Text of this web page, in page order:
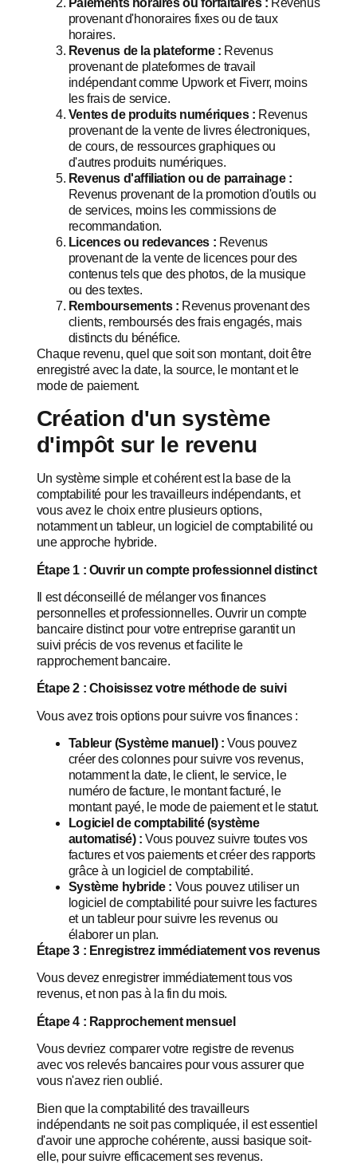
provenant d'honoraires fixes ou de taux
horaires.
Revenus de la plateforme : Revenus
provenant de plateformes de travail
indépendant comme Upwork et Fiverr, moins
les frais de service.
Ventes de produits numériques : Revenus
provenant de la vente de livres électroniques,
de cours, de ressources graphiques ou
d'autres produits numériques.
Revenus d'affiliation ou de parrainage :
Revenus provenant de la promotion d'outils ou
de services, moins les commissions de
recommandation.
Licences ou redevances : Revenus
provenant de la vente de licences pour des
contenus tels que des photos, de la musique
ou des textes.
Remboursements : Revenus provenant des
clients, remboursés des frais engagés, mais
distincts du bénéfice.
Chaque revenu, quel que soit son montant, doit être
enregistré avec la date, la source, le montant et le
mode de paiement.
Création d'un système
d'impôt sur le revenu
Un système simple et cohérent est la base de la
comptabilité pour les travailleurs indépendants, et
vous avez le choix entre plusieurs options,
notamment un tableur, un logiciel de comptabilité ou
une approche hybride.
Étape 1 : Ouvrir un compte professionnel distinct
Il est déconseillé de mélanger vos finances
personnelles et professionnelles. Ouvrir un compte
bancaire distinct pour votre entreprise garantit un
suivi précis de vos revenus et facilite le
rapprochement bancaire.
Étape 2 : Choisissez votre méthode de suivi
Vous avez trois options pour suivre vos finances :
Tableur (Système manuel) : Vous pouvez
créer des colonnes pour suivre vos revenus,
notamment la date, le client, le service, le
numéro de facture, le montant facturé, le
montant payé, le mode de paiement et le statut.
Logiciel de comptabilité (système
automatisé) : Vous pouvez suivre toutes vos
factures et vos paiements et créer des rapports
grâce à un logiciel de comptabilité.
Système hybride : Vous pouvez utiliser un
logiciel de comptabilité pour suivre les factures
et un tableur pour suivre les revenus ou
élaborer un plan.
Étape 3 : Enregistrez immédiatement vos revenus
Vous devez enregistrer immédiatement tous vos
revenus, et non pas à la fin du mois.
Étape 4 : Rapprochement mensuel
Vous devriez comparer votre registre de revenus
avec vos relevés bancaires pour vous assurer que
vous n'avez rien oublié.
Bien que la comptabilité des travailleurs
indépendants ne soit pas compliquée, il est essentiel
d'avoir une approche cohérente, aussi basique soit-
elle, pour suivre efficacement ses revenus.